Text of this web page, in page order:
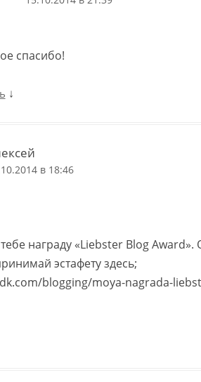
спасибо!
↓
в 18:46
награду «Liebster Blog
эстафету здесь;
blogging/moya-nagrada-